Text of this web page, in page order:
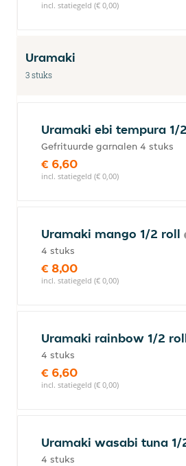
incl. statiegeld (€ 0,00)
Uramaki
3 stuks
Uramaki ebi tempura 1/
Gefrituurde garnalen 4 stuks
€ 6,60
incl. statiegeld (€ 0,00)
Uramaki mango 1/2 roll
4 stuks
€ 8,00
incl. statiegeld (€ 0,00)
Uramaki rainbow 1/2
4 stuks
€ 6,60
incl. statiegeld (€ 0,00)
Uramaki wasabi tuna 1/
4 stuks